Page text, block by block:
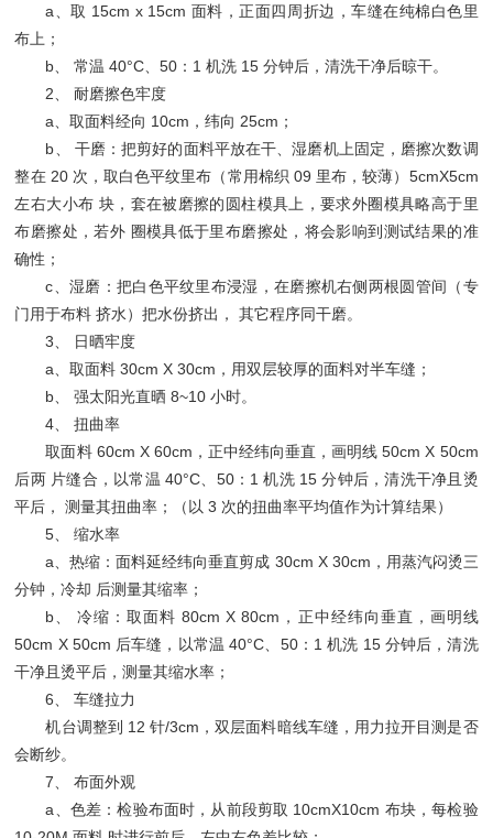
a、取 15cm x 15cm 面料，正面四周折边，车缝在纯棉白色里
布上；
b、 常温 40°C、50：1 机洗 15 分钟后，清洗干净后晾干。
2、 耐磨擦色牢度
a、取面料经向 10cm，纬向 25cm；
b、 干磨：把剪好的面料平放在干、湿磨机上固定，磨擦次数调
整在 20 次，取白色平纹里布（常用棉织 09 里布，较薄）5cmX5cm
左右大小布 块，套在被磨擦的圆柱模具上，要求外圈模具略高于里
布磨擦处，若外 圈模具低于里布磨擦处，将会影响到测试结果的准
确性；
c、湿磨：把白色平纹里布浸湿，在磨擦机右侧两根圆管间（专
门用于布料 挤水）把水份挤出， 其它程序同干磨。
3、 日晒牢度
a、取面料 30cm X 30cm，用双层较厚的面料对半车缝；
b、 强太阳光直晒 8~10 小时。
4、 扭曲率
取面料 60cm X 60cm，正中经纬向垂直，画明线 50cm X 50cm
后两 片缝合，以常温 40°C、50：1 机洗 15 分钟后，清洗干净且烫
平后， 测量其扭曲率；（以 3 次的扭曲率平均值作为计算结果）
5、 缩水率
a、热缩：面料延经纬向垂直剪成 30cm X 30cm，用蒸汽闷烫三
分钟，冷却 后测量其缩率；
b、 冷缩：取面料 80cm X 80cm，正中经纬向垂直，画明线
50cm X 50cm 后车缝，以常温 40°C、50：1 机洗 15 分钟后，清洗
干净且烫平后，测量其缩水率；
6、 车缝拉力
机台调整到 12 针/3cm，双层面料暗线车缝，用力拉开目测是否
会断纱。
7、 布面外观
a、色差：检验布面时，从前段剪取 10cmX10cm 布块，每检验